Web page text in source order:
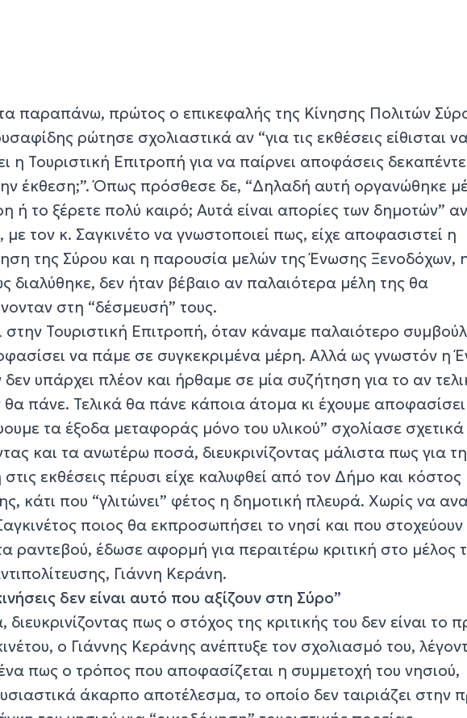
παραπάνω, πρώτος ο επικεφαλής της Κίνησης Πολιτών
ρώτησε σχολιαστικά αν “για τις εκθέσεις είθισται
η Τουριστική Επιτροπή για να παίρνει αποφάσεις
έκθεση;”. Όπως πρόσθεσε δε, “Δηλαδή αυτή οργανώθηκε
ή το ξέρετε πολύ καιρό; Αυτά είναι απορίες των δημοτών”
τον κ. Σαγκινέτο να γνωστοποιεί πως, είχε αποφασιστεί η
της Σύρου και η παρουσία μελών της Ένωσης Ξενοδόχων,
διαλύθηκε, δεν ήταν βέβαιο αν παλαιότερα μέλη της θα
στη “δέσμευσή” τους.
Τουριστική Επιτροπή, όταν κάναμε παλαιότερο
να πάμε σε συγκεκριμένα μέρη. Αλλά ως γνωστόν η
υπάρχει πλέον και ήρθαμε σε μία συζήτηση για το αν
θα πάνε. Τελικά θα πάνε κάποια άτομα κι έχουμε
τα έξοδα μεταφοράς μόνο του υλικού” σχολίασε σχετικά
και τα ανωτέρω ποσά, διευκρινίζοντας μάλιστα πως για τη
εκθέσεις πέρυσι είχε καλυφθεί από τον Δήμο και κόστος
κάτι που “γλιτώνει” φέτος η δημοτική πλευρά. Χωρίς να
ποιος θα εκπροσωπήσει το νησί και που στοχεύουν
ραντεβού, έδωσε αφορμή για περαιτέρω κριτική στο μέλος
Γιάννη Κεράνη.
δεν είναι αυτό που αξίζουν στη Σύρο”
διευκρινίζοντας πως ο στόχος της κριτικής του δεν είναι το
ο Γιάννης Κεράνης ανέπτυξε τον σχολιασμό του,
πως ο τρόπος που αποφασίζεται η συμμετοχή του νησιού,
άκαρπο αποτέλεσμα, το οποίο δεν ταιριάζει στην